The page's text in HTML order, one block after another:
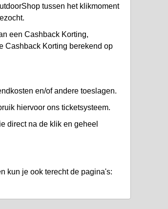
tussen het klikmoment
een Cashback Korting,
Cashback Korting berekend op
en/of andere toeslagen.
hiervoor ons ticketsysteem.
direct na de klik en geheel
kun je ook terecht de pagina's: